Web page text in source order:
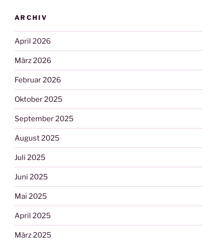
ARCHIV
April 2026
März 2026
Februar 2026
Oktober 2025
September 2025
August 2025
Juli 2025
Juni 2025
Mai 2025
April 2025
März 2025